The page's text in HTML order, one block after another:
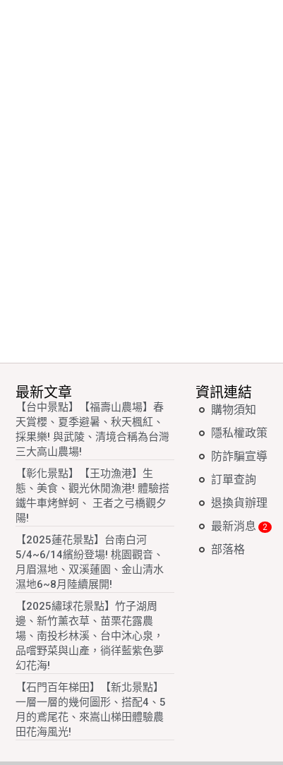
最新文章
【台中景點】【福壽山農場】春
天賞櫻、夏季避暑、秋天楓紅、
採果樂! 與武陵、清境合稱為台灣
三大高山農場!
【彰化景點】【王功漁港】生
態、美食、觀光休閒漁港! 體驗搭
鐵牛車烤鮮蚵、 王者之弓橋觀夕
陽!
【2025蓮花景點】台南白河
5/4~6/14繽紛登場! 桃園觀音、
月眉濕地、双溪蓮園、金山清水
濕地6~8月陸續展開!
【2025繡球花景點】竹子湖周
邊、新竹薰衣草、苗栗花露農
場、南投杉林溪、台中沐心泉，
品嚐野菜與山產，徜徉藍紫色夢
幻花海!
【石門百年梯田】【新北景點】
一層一層的幾何圖形、搭配4、5
月的鳶尾花、來嵩山梯田體驗農
田花海風光!
資訊連結
購物須知
隱私權政策
防詐騙宣導
訂單查詢
退換貨辦理
最新消息
部落格